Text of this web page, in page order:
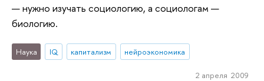
— нужно изучать социологию, а социологам —
биологию.
Наука IQ капитализм нейроэкономика
2 апреля 2009